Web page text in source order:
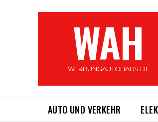
WAH
WERBUNGAUTOHAUS.DE
AUTO UND VERKEHR